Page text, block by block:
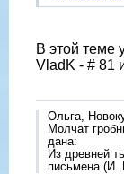
В этой теме
VladK - # 81
Ольга,
Молчат
дана:
Из древней
письмена (И.